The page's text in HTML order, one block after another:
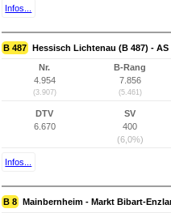
Infos...
B 487 Hessisch Lichtenau (B 487) -
Nr.
4.954
(3.907)
B-Rang
7.856
(5.461)
DTV
6.670
SV
400
(6,0%)
Infos...
B 8 Mainbernheim - Markt Bibart-